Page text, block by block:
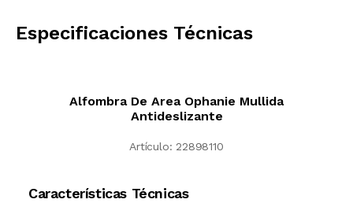
Especificaciones Técnicas
Alfombra De Area Ophanie Mullida
Antideslizante
Artículo: 22898110
Características Técnicas